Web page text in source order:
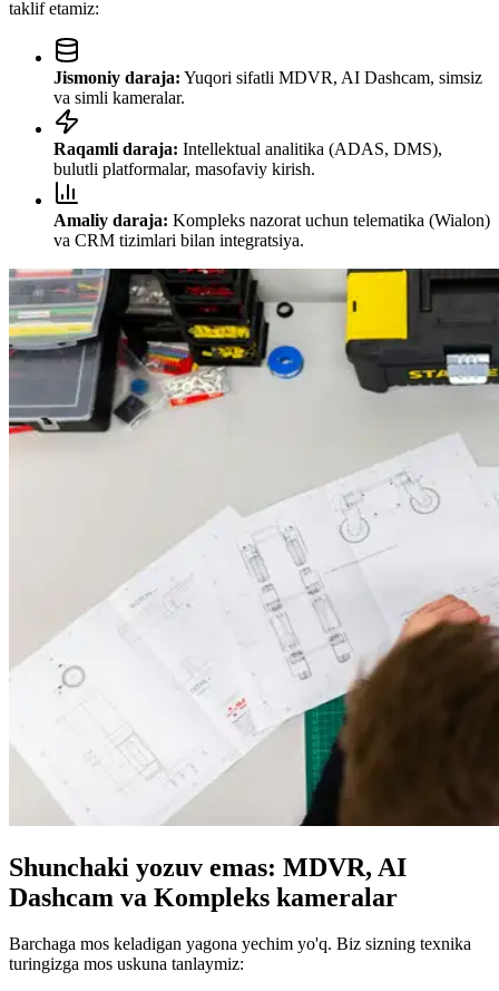
taklif etamiz:
Jismoniy daraja: Yuqori sifatli MDVR, AI Dashcam, simsiz
va simli kameralar.
Raqamli daraja: Intellektual analitika (ADAS, DMS),
bulutli platformalar, masofaviy kirish.
Amaliy daraja: Kompleks nazorat uchun telematika (Wialon)
va CRM tizimlari bilan integratsiya.
Shunchaki yozuv emas: MDVR, AI
Dashcam va Kompleks kameralar
Barchaga mos keladigan yagona yechim yo'q. Biz sizning texnika
turingizga mos uskuna tanlaymiz: